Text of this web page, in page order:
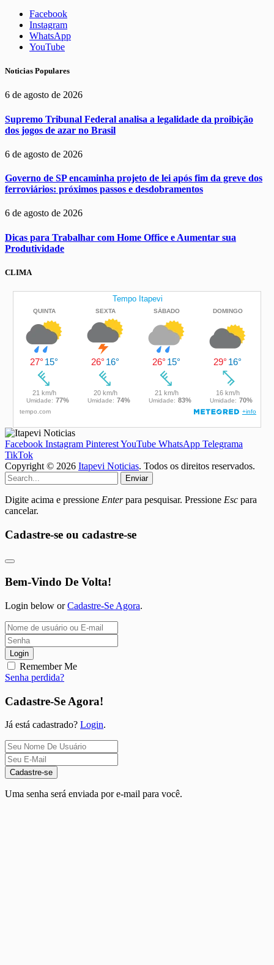
Facebook
Instagram
WhatsApp
YouTube
Noticias Populares
6 de agosto de 2026
Supremo Tribunal Federal analisa a legalidade da proibição
dos jogos de azar no Brasil
6 de agosto de 2026
Governo de SP encaminha projeto de lei após fim da greve dos
ferroviários: próximos passos e desdobramentos
6 de agosto de 2026
Dicas para Trabalhar com Home Office e Aumentar sua
Produtividade
CLIMA
Facebook Instagram PinterestYouTube WhatsApp Telegrama
TikTok
Copyright © 2026 Itapevi Noticias. Todos os direitos reservados.
Enviar
Digite acima e pressione Enterpara pesquisar. Pressione Esc para
cancelar.
Cadastre-se ou cadastre-se
Bem-Vindo De Volta!
Login below orCadastre-Se Agora.
Login
Remember Me
Senha perdida?
Cadastre-Se Agora!
Já está cadastrado? Login.
Cadastre-se
Uma senha será enviada por e-mail para você.